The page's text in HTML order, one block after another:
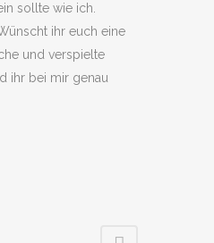
sollte wie ich.
ihr euch eine
und verspielte
ihr bei mir genau